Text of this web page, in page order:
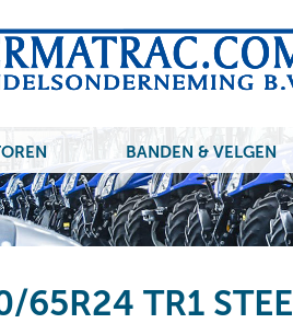
BANDEN & VELGEN
65R24 TR1